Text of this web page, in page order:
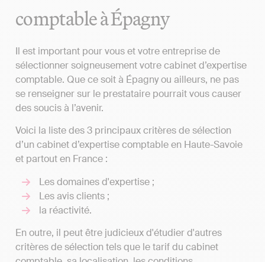
comptable à Épagny
Il est important pour vous et votre entreprise de
sélectionner soigneusement votre cabinet d’expertise
comptable. Que ce soit à Épagny ou ailleurs, ne pas
se renseigner sur le prestataire pourrait vous causer
des soucis à l’avenir.
Voici la liste des 3 principaux critères de sélection
d’un cabinet d’expertise comptable en Haute-Savoie
et partout en France :
Les domaines d'expertise ;
Les avis clients ;
la réactivité.
En outre, il peut être judicieux d'étudier d'autres
critères de sélection tels que le tarif du cabinet